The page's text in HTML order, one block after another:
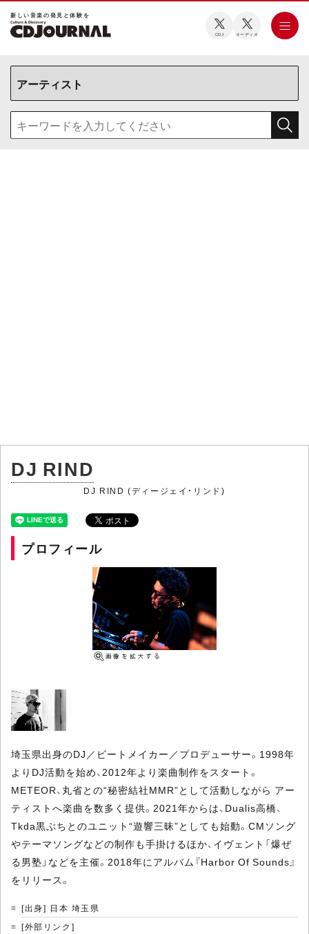
新しい⾳楽の発⾒と体験を
CDJ オーディオ
DJ RIND
DJ RIND (ディージェイ・リンド)
プロフィール
埼玉県出身のDJ／ビートメイカー／プロデューサー。1998年
よりDJ活動を始め、2012年より楽曲制作をスタート。
METEOR、丸省との“秘密結社MMR”として活動しながら アー
ティストへ楽曲を数多く提供。2021年からは、Dualis高橋、
Tkda黒ぶちとのユニット“遊響三昧”としても始動。CMソング
やテーマソングなどの制作も手掛けるほか、イヴェント「爆ぜ
る男塾」などを主催。2018年にアルバム『Harbor Of Sounds』
をリリース。
[出身] 日本 埼玉県
[外部リンク]